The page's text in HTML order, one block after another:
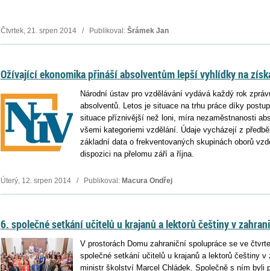
Čtvrtek, 21. srpen 2014 / Publikoval: Šrámek Jan
Ožívající ekonomika přináší absolventům lepší vyhlídky na
Národní ústav pro vzdělávání vydává každý rok
absolventů. Letos je situace na trhu práce díky
situace příznivější než loni, míra nezaměstnanosti
všemi kategoriemi vzdělání. Údaje vycházejí z
základní data o frekventovaných skupinách oborů
dispozici na přelomu září a října.
Úterý, 12. srpen 2014 / Publikoval: Macura Ondřej
6. společné setkání učitelů u krajanů a lektorů češtiny v
V prostorách Domu zahraniční spolupráce se ve
společné setkání učitelů u krajanů a lektorů češtiny
ministr školství Marcel Chládek. Společně s ním byli